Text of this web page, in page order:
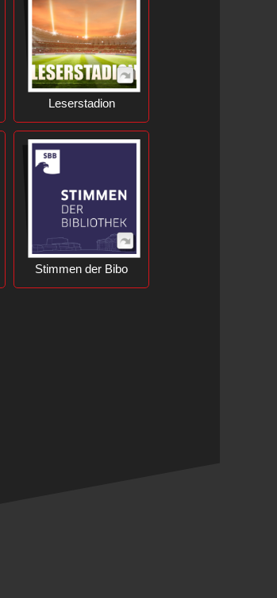
Leserstadion
Stimmen der Bibo